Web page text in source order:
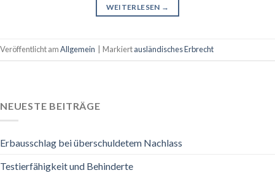
WEITERLESEN →
Veröffentlicht amAllgemein Markiertausländisches Erbrecht
NEUESTE BEITRÄGE
Erbausschlag bei überschuldetem Nachlass
Testierfähigkeit und Behinderte